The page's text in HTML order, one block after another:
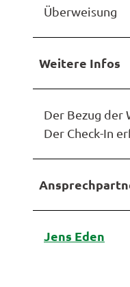
Überweisung
Weitere Infos
Der Bezug der
Der Check-In
Jens Eden